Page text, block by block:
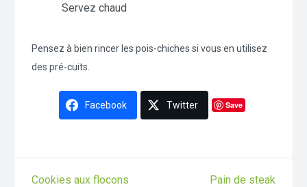
Servez chaud
Pensez à bien rincer les pois-chiches si vous en utilisez
des pré-cuits.
Facebook Twitter Save
Cookies aux flocons
Pain de steak